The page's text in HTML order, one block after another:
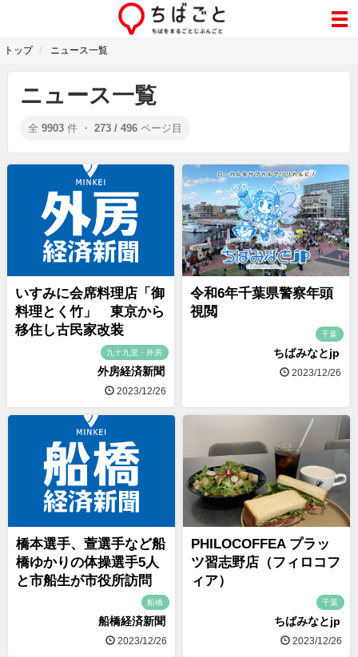
トップ ニュース一覧
ニュース一覧
全 9903 件 ・ 273 / 496 ページ目
いすみに会席料理店「御
料理とく竹」 東京から
移住し古民家改装
九十九里・外房
外房経済新聞
2023/12/26
令和6年千葉県警察年頭
視閲
千葉
ちばみなとjp
2023/12/26
橋本選手、萱選手など船
橋ゆかりの体操選手5人
と市船生が市役所訪問
船橋
船橋経済新聞
2023/12/26
PHILOCOFFEA プラッ
ツ習志野店（フィロコフ
ィア）
千葉
ちばみなとjp
2023/12/26